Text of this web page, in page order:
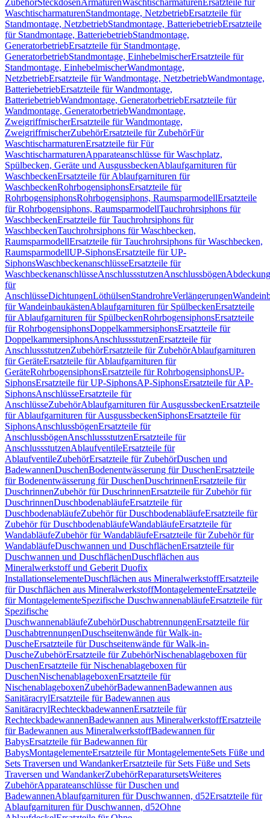
ZubehörSteckdosenArmaturenWaschtischarmaturen Ersatzteile für
WaschtischarmaturenStandmontage, NetzbetriebErsatzteile für
Standmontage, NetzbetriebStandmontage, BatteriebetriebErsatzteile
für Standmontage, BatteriebetriebStandmontage,
GeneratorbetriebErsatzteile für Standmontage,
GeneratorbetriebStandmontage, EinhebelmischerErsatzteile für
Standmontage, EinhebelmischerWandmontage,
NetzbetriebErsatzteile für Wandmontage, NetzbetriebWandmontage,
BatteriebetriebErsatzteile für Wandmontage,
BatteriebetriebWandmontage, GeneratorbetriebErsatzteile für
Wandmontage, GeneratorbetriebWandmontage,
ZweigriffmischerErsatzteile für Wandmontage,
ZweigriffmischerZubehörErsatzteile für ZubehörFür
WaschtischarmaturenErsatzteile für Für
WaschtischarmaturenApparateanschlüsse für Waschplatz,
Spülbecken, Geräte und AusgussbeckenAblaufgarnituren für
WaschbeckenErsatzteile für Ablaufgarnituren für
WaschbeckenRohrbogensiphonsErsatzteile für
RohrbogensiphonsRohrbogensiphons, RaumsparmodellErsatzteile
für Rohrbogensiphons, RaumsparmodellTauchrohrsiphons für
WaschbeckenErsatzteile für Tauchrohrsiphons für
WaschbeckenTauchrohrsiphons für Waschbecken,
RaumsparmodellErsatzteile für Tauchrohrsiphons für Waschbecken,
RaumsparmodellUP-SiphonsErsatzteile für UP-
SiphonsWaschbeckenanschlüsseErsatzteile für
WaschbeckenanschlüsseAnschlussstutzenAnschlussbögen
für
AnschlüsseDichtungenLöthülsenStandrohreVerlängerungen
für WandeinbaukästenAblaufgarnituren für SpülbeckenErsatzteile
für Ablaufgarnituren für SpülbeckenRohrbogensiphonsErsatzteile
für RohrbogensiphonsDoppelkammersiphonsErsatzteile für
DoppelkammersiphonsAnschlussstutzenErsatzteile für
AnschlussstutzenZubehörErsatzteile für ZubehörAblaufgarnituren
für GeräteErsatzteile für Ablaufgarnituren für
GeräteRohrbogensiphonsErsatzteile für RohrbogensiphonsUP-
SiphonsErsatzteile für UP-SiphonsAP-SiphonsErsatzteile für AP-
SiphonsAnschlüsseErsatzteile für
AnschlüsseZubehörAblaufgarnituren für AusgussbeckenErsatzteile
für Ablaufgarnituren für AusgussbeckenSiphonsErsatzteile für
SiphonsAnschlussbögenErsatzteile für
AnschlussbögenAnschlussstutzenErsatzteile für
AnschlussstutzenAblaufventileErsatzteile für
AblaufventileZubehörErsatzteile für ZubehörDuschen und
BadewannenDuschenBodenentwässerung für DuschenErsatzteile
für Bodenentwässerung für DuschenDuschrinnenErsatzteile für
DuschrinnenZubehör für DuschrinnenErsatzteile für Zubehör für
DuschrinnenDuschbodenabläufeErsatzteile für
DuschbodenabläufeZubehör für DuschbodenabläufeErsatzteile für
Zubehör für DuschbodenabläufeWandabläufeErsatzteile für
WandabläufeZubehör für WandabläufeErsatzteile für Zubehör für
WandabläufeDuschwannen und DuschflächenErsatzteile für
Duschwannen und DuschflächenDuschflächen aus
Mineralwerkstoff und Geberit Duofix
InstallationselementeDuschflächen aus MineralwerkstoffErsatzteile
für Duschflächen aus MineralwerkstoffMontagelementeErsatzteile
für MontagelementeSpezifische DuschwannenabläufeErsatzteile für
Spezifische
DuschwannenabläufeZubehörDuschabtrennungenErsatzteile für
DuschabtrennungenDuschseitenwände für Walk-in-
DuscheErsatzteile für Duschseitenwände für Walk-in-
DuscheZubehörErsatzteile für ZubehörNischenablageboxen für
DuschenErsatzteile für Nischenablageboxen für
DuschenNischenablageboxenErsatzteile für
NischenablageboxenZubehörBadewannenBadewannen aus
SanitäracrylErsatzteile für Badewannen aus
SanitäracrylRechteckbadewannenErsatzteile für
RechteckbadewannenBadewannen aus MineralwerkstoffErsatzteile
für Badewannen aus MineralwerkstoffBadewannen für
BabysErsatzteile für Badewannen für
BabysMontagelementeErsatzteile für MontagelementeSets Füße und
Sets Traversen und WandankerErsatzteile für Sets Füße und Sets
Traversen und WandankerZubehörReparatursetsWeiteres
ZubehörApparateanschlüsse für Duschen und
BadewannenAblaufgarnituren für Duschwannen, d52Ersatzteile für
Ablaufgarnituren für Duschwannen, d52Ohne